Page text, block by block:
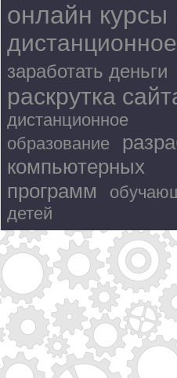
онлайн курсы
заработать деньги
раскрутка
дистанционное
образование
компьютерных
программ
детей